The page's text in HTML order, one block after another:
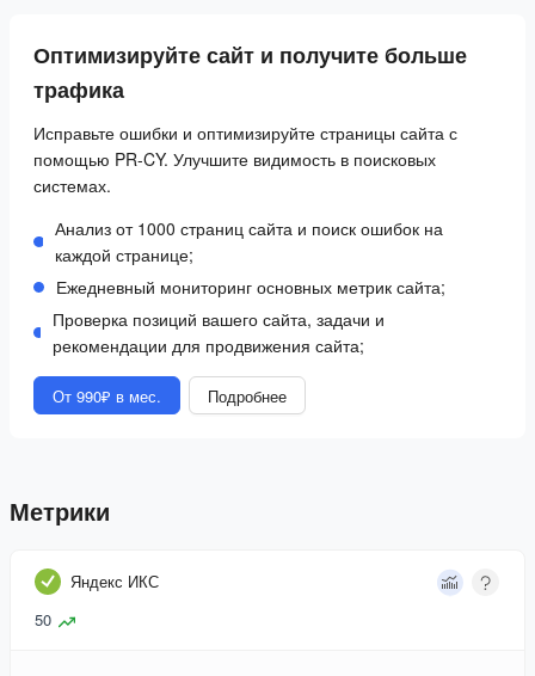
Оптимизируйте сайт и получите больше
трафика
Исправьте ошибки и оптимизируйте страницы сайта с
помощью PR-CY. Улучшите видимость в поисковых
системах.
Анализ от 1000 страниц сайта и поиск ошибок на
каждой странице;
Ежедневный мониторинг основных метрик сайта;
Проверка позиций вашего сайта, задачи и
рекомендации для продвижения сайта;
От 990₽ в мес. Подробнее
Метрики
Яндекс ИКС
50